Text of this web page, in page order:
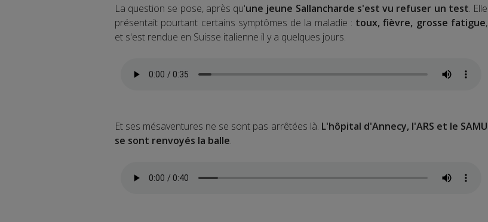
La question se pose, après qu'une jeune Sallancharde s'est vu refuser un test. Elle
présentait pourtant certains symptômes de la maladie : toux, fièvre, grosse fatigue,
et s'est rendue en Suisse italienne il y a quelques jours.
Et ses mésaventures ne se sont pas arrêtées là. L'hôpital d'Annecy, l'ARS et le SAMU
se sont renvoyés la balle.